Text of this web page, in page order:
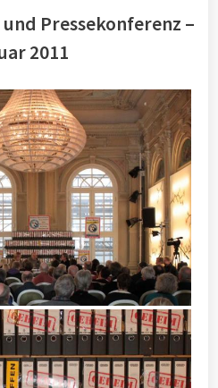
Pressekonferenz –
2011